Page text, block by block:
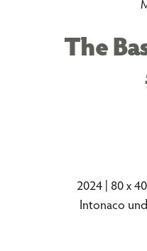
The
2024 | 80 x
Intonaco